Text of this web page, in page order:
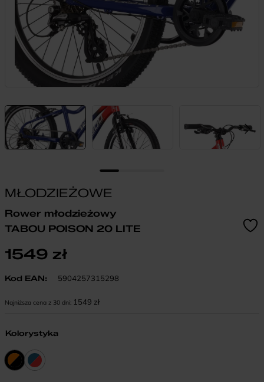
MŁODZIEŻOWE
Rower młodzieżowy
TABOU POISON 20 LITE
1549 zł
Kod EAN: 5904257315298
Najniższa cena z 30 dni: 1549 zł
Kolorystyka